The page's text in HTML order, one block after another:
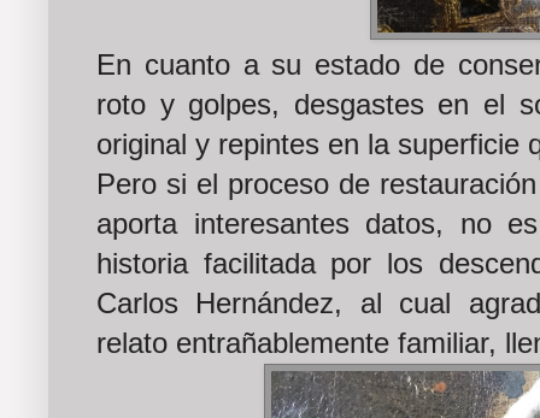
En cuanto a su estado de
roto y golpes, desgastes en el
original y repintes en la superficie
Pero si el proceso de
aporta interesantes datos, no
historia facilitada por los
Carlos Hernández, al cual
relato entrañablemente familiar,